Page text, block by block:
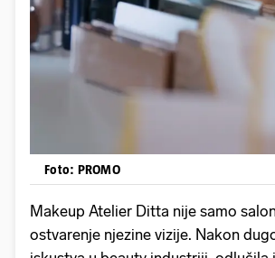
Foto: PROMO
Makeup Atelier Ditta nije samo
ostvarenje njezine vizije. Nakon